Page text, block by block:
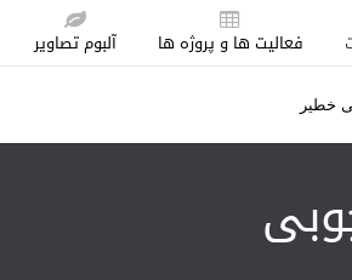
فعالیت ها و پروژه ها آلبوم تصاویر